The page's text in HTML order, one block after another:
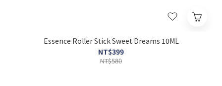
Essence Roller Stick Sweet Dreams 10ML
NT$399
NT$580